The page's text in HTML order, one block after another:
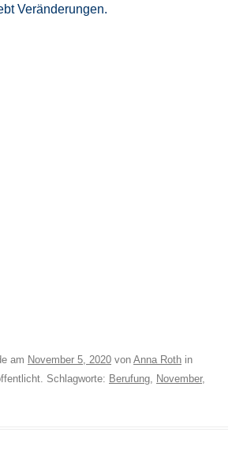
Veränderungen.
am November 5, 2020 von Anna Roth in
Schlagworte: Berufung, November,